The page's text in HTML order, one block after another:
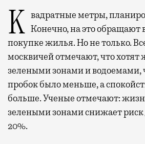
Квадратные метры, планировки, вид из окон. Конечно, на это
покупке жилья. Но не только.
москвичей отмечают, что хотят
зелеными зонами и водоемами,
пробок было меньше, а
больше. Ученые отмечают:
зелеными зонами снижает риск
20%.